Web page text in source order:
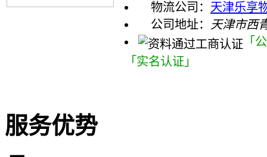
物流公司： 天津乐享
公司地址：
天津市西
「
「实名认证」
服务优势